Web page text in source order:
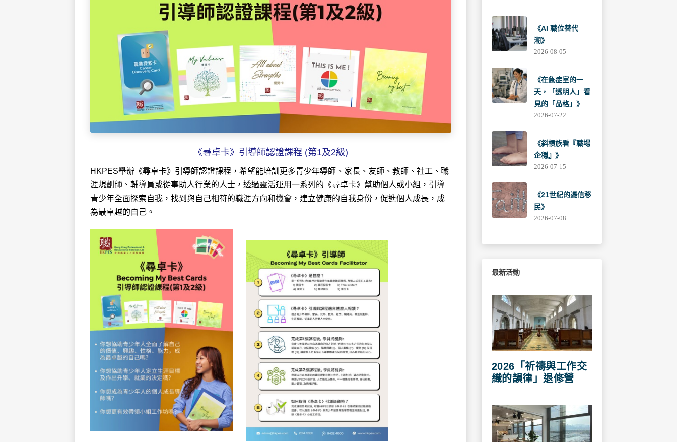
《尋卓卡》引導師認證課程 (第1及2級)
HKPES舉辦《尋卓卡》引導師認證課程，希望能培訓更多青少年導師、家長、友師、教師、社工、職
涯規劃師、輔導員或從事助人行業的人士，透過靈活運用一系列的《尋卓卡》幫助個人或小組，引導
青少年全面探索自我，找到與自己相符的職涯方向和機會，建立健康的自我身份，促進個人成長，成
為最卓越的自己。
《AI 職位替代
潮》
2026-08-05
《在急症室的一
天，「透明人」看
見的「品格」》
2026-07-22
《斜槓族看『職場
企穩』》
2026-07-15
《21世紀的憑信移
民》
2026-07-08
最新活動
2026「祈禱與工作交
織的韻律」退修營